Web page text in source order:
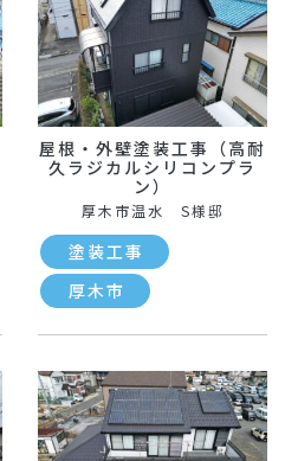
屋根・外壁塗装工事（高耐
久ラジカルシリコンプラ
ン）
厚木市温水 S様邸
塗装工事
厚木市